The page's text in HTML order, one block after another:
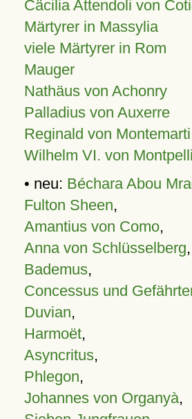
Cäcilia Attendoli von
Märtyrer in Massylia
viele Märtyrer in Rom
Mauger
Nathäus von Achonry
Palladius von Auxerre
Reginald von Montemarti
Wilhelm VI. von
• neu: Béchara Abou
Fulton Sheen,
Amantius von Como,
Anna von Schlüsselberg,
Bademus,
Concessus und
Duvian,
Harmoët,
Asyncritus,
Phlegon,
Johannes von Organyà,